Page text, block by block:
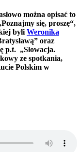
można opisać to
się, proszę“,
byli Weronika
oraz
p.t. „Słowacja.
ze spotkania,
Polskim w